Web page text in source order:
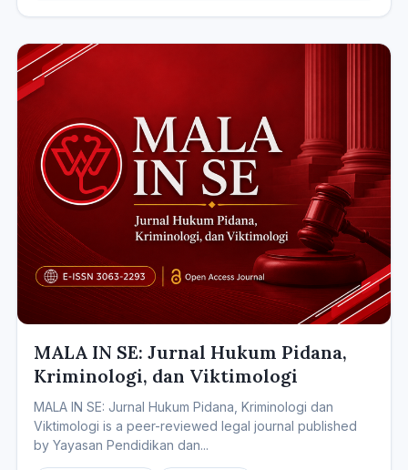
MALA IN SE: Jurnal Hukum Pidana,
Kriminologi, dan Viktimologi
MALA IN SE: Jurnal Hukum Pidana, Kriminologi dan
Viktimologi is a peer-reviewed legal journal published
by Yayasan Pendidikan dan...